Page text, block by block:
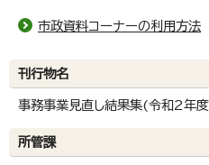
市政資料コーナーの利用方法
刊行物名
事務事業見直し結果集(令和2年
所管課